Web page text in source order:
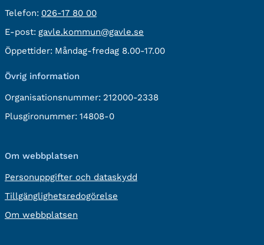
Telefon: Telefon:
026-17 80 00
E-post: E-
post:
gavle.kommun@gavle.se
Öppettider: Måndag-fredag 8.00-17.00
Övrig information
Organisationsnummer: 212000-2338
Plusgironummer: 14808-0
Om webbplatsen
Personuppgifter och dataskydd
Tillgänglighetsredogörelse
Om webbplatsen